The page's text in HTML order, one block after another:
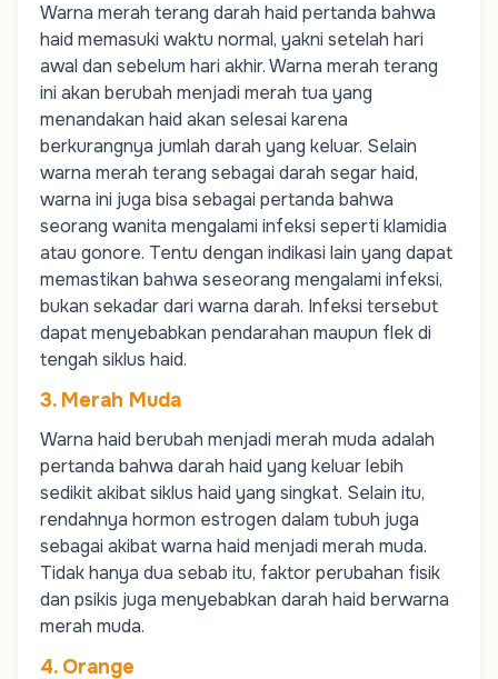
Warna merah terang darah haid pertanda bahwa
haid memasuki waktu normal, yakni setelah hari
awal dan sebelum hari akhir. Warna merah terang
ini akan berubah menjadi merah tua yang
menandakan haid akan selesai karena
berkurangnya jumlah darah yang keluar. Selain
warna merah terang sebagai darah segar haid,
warna ini juga bisa sebagai pertanda bahwa
seorang wanita mengalami infeksi seperti klamidia
atau gonore. Tentu dengan indikasi lain yang dapat
memastikan bahwa seseorang mengalami infeksi,
bukan sekadar dari warna darah. Infeksi tersebut
dapat menyebabkan pendarahan maupun flek di
tengah siklus haid.
3. Merah Muda
Warna haid berubah menjadi merah muda adalah
pertanda bahwa darah haid yang keluar lebih
sedikit akibat siklus haid yang singkat. Selain itu,
rendahnya hormon estrogen dalam tubuh juga
sebagai akibat warna haid menjadi merah muda.
Tidak hanya dua sebab itu, faktor perubahan fisik
dan psikis juga menyebabkan darah haid berwarna
merah muda.
4. Orange